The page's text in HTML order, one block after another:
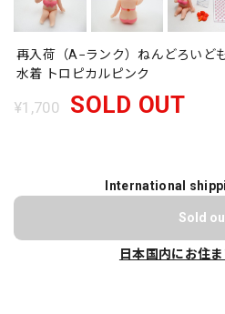
再入荷（A−ランク）ねんどろいど
水着 トロピカルピンク
¥1,700 SOLD OUT
International
Sold
日本国内にお住